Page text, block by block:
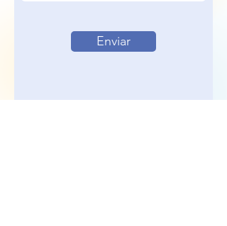
Enviar